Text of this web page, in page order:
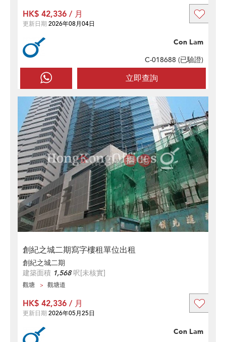
立即查詢
Con Lam
C-018688 (已驗證)
HK$ 42,336 / 月
更新日期 2026年08月04日
創紀之城二期寫字樓租單位出租
創紀之城二期
建築面積 1,568呎[未核實]
觀塘 觀塘道
Con Lam
HK$ 42,336 / 月
更新日期 2026年05月25日